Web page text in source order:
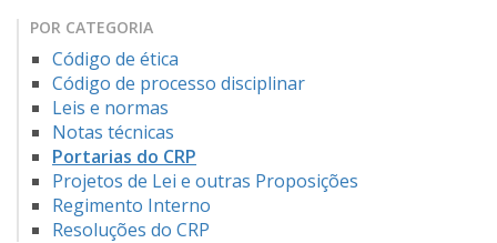
POR CATEGORIA
Código de ética
Código de processo disciplinar
Leis e normas
Notas técnicas
Portarias do CRP
Projetos de Lei e outras Proposições
Regimento Interno
Resoluções do CRP